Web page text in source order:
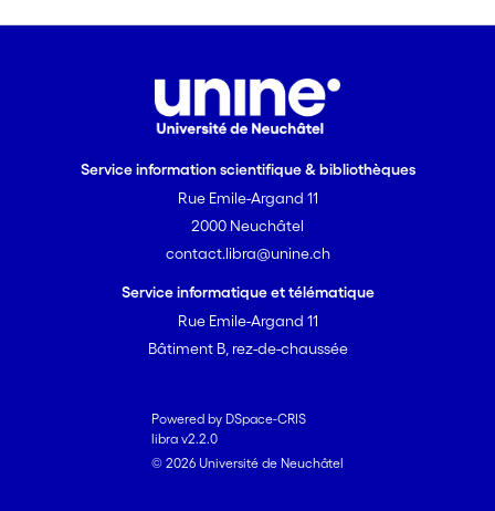
Service information scientifique & bibliothèques
Rue Emile-Argand 11
2000 Neuchâtel
contact.libra@unine.ch
Service informatique et télématique
Rue Emile-Argand 11
Bâtiment B, rez-de-chaussée
Powered by DSpace-CRIS
libra v2.2.0
© 2026 Université de Neuchâtel